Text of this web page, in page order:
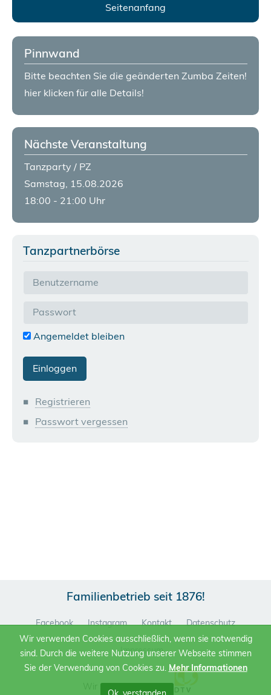
Seitenanfang
Pinnwand
Bitte beachten Sie die geänderten Zumba Zeiten!
hier klicken für alle Details!
Nächste Veranstaltung
Tanzparty / PZ
Samstag, 15.08.2026
18:00 - 21:00 Uhr
Tanzpartnerbörse
Angemeldet bleiben
Registrieren
Passwort vergessen
Familienbetrieb seit 1876!
Facebook Instagram Kontakt Datenschutz
Impressum
Wir sind Mitglied im
Wir verwenden Cookies ausschließlich, wenn sie notwendig
sind. Durch die weitere Nutzung unserer Webseite stimmen
Sie der Verwendung von Cookies zu. Mehr Informationen